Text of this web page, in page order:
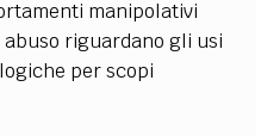
manipolativi
riguardano gli usi
per scopi